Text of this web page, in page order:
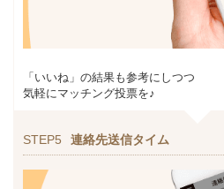
「いいね」の結果も参考にしつつ
気軽にマッチング投票を♪
STEP5 連絡先送信タイム